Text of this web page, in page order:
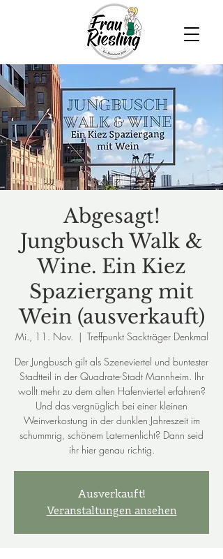
Abgesagt!
Jungbusch Walk &
Wine. Ein Kiez
Spaziergang mit
Wein (ausverkauft)
Mi., 11. Nov.
  |
Treffpunkt Sackträger Denkmal
Der Jungbusch gilt als Szeneviertel und buntester
Stadtteil in der Quadrate-Stadt Mannheim. Ihr
wollt mehr zu dem alten Hafenviertel erfahren?
Und das vergnüglich bei einer kleinen
Weinverkostung in der dunklen Jahreszeit im
schummrig, schönem Laternenlicht? Dann seid
ihr hier genau richtig.
Ausverkauft!
Veranstaltungen ansehen